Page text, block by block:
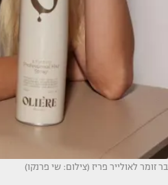
בר זומר לאולייר פריז (צילום: שי פרנקו)